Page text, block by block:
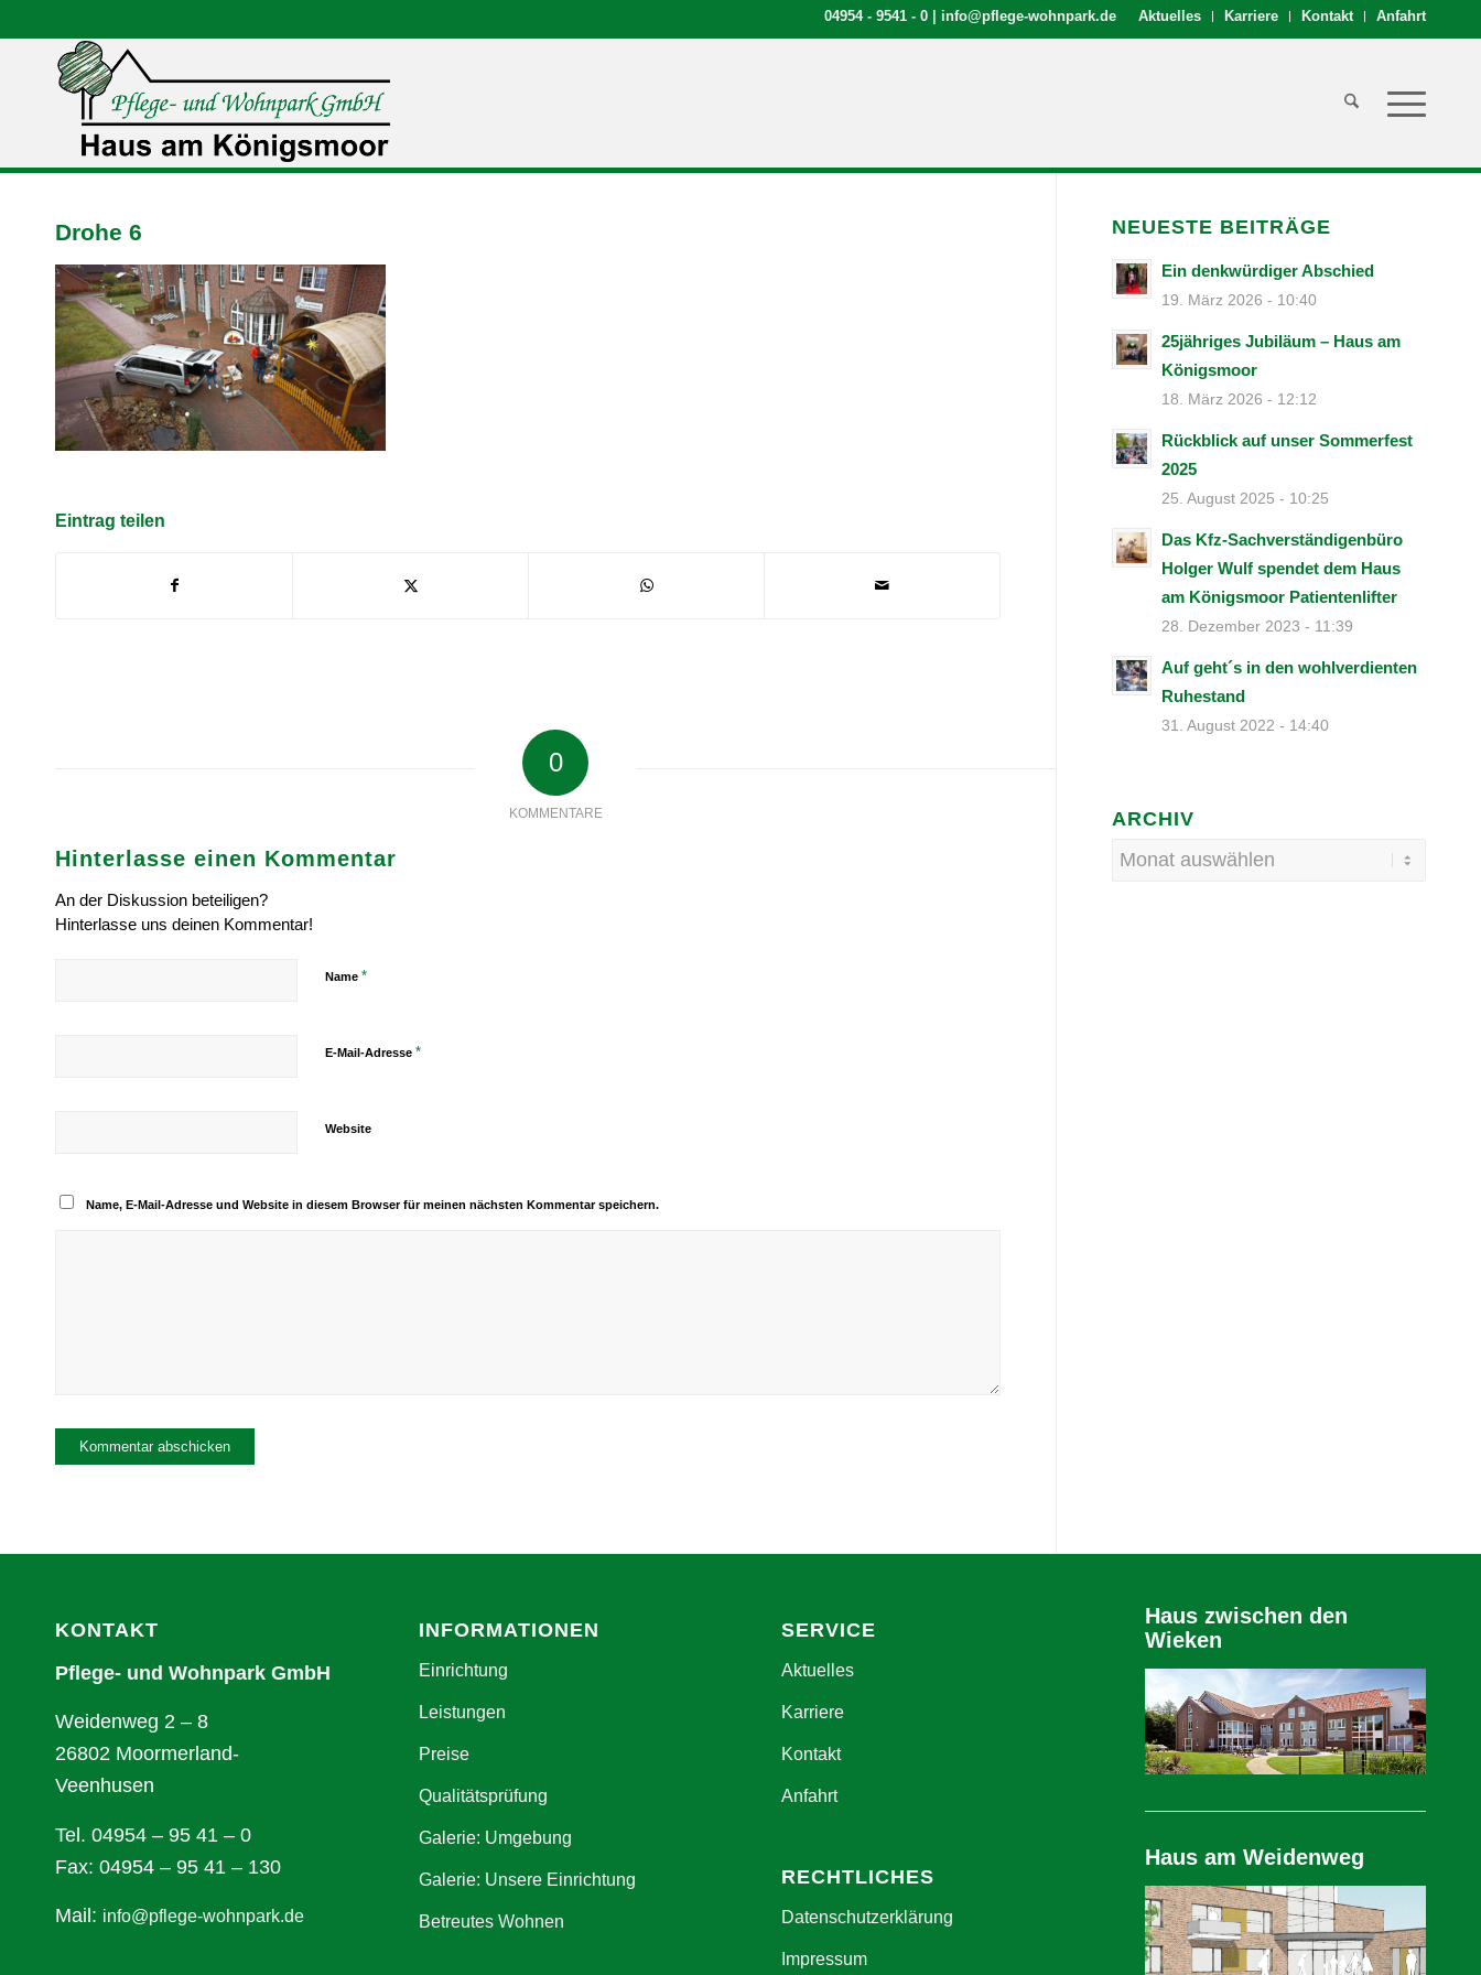
Aktuelles Karriere Kontakt Anfahrt
04954 - 9541 - 0 info@pflege-wohnpark.de
Drohe 6
Eintrag teilen
0
KOMMENTARE
Hinterlasse einen Kommentar
An der Diskussion beteiligen?
Hinterlasse uns deinen Kommentar!
Name *
E-Mail-Adresse *
Website
Name, E-Mail-Adresse und Website in diesem Browser für meinen nächsten Kommentar speichern.
NEUESTE BEITRÄGE
Ein denkwürdiger Abschied
19. März 2026 - 10:40
25jähriges Jubiläum – Haus am
Königsmoor
18. März 2026 - 12:12
Rückblick auf unser Sommerfest
2025
25. August 2025 - 10:25
Das Kfz-Sachverständigenbüro
Holger Wulf spendet dem Haus
am Königsmoor Patientenlifter
28. Dezember 2023 - 11:39
Auf geht´s in den wohlverdienten
Ruhestand
31. August 2022 - 14:40
ARCHIV
KONTAKT
Pflege- und Wohnpark GmbH
Weidenweg 2 – 8
26802 Moormerland-
Veenhusen
Tel. 04954 – 95 41 – 0
Fax: 04954 – 95 41 – 130
Mail: info@pflege-wohnpark.de
INFORMATIONEN
Einrichtung
Leistungen
Preise
Qualitätsprüfung
Galerie: Umgebung
Galerie: Unsere Einrichtung
Betreutes Wohnen
SERVICE
Aktuelles
Karriere
Kontakt
Anfahrt
RECHTLICHES
Datenschutzerklärung
Impressum
Haus zwischen den
Wieken
Haus am Weidenweg